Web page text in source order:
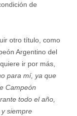
de
otro título, como
Argentino del
ir por más,
para mí, ya que
Campeón
todo el año,
siempre